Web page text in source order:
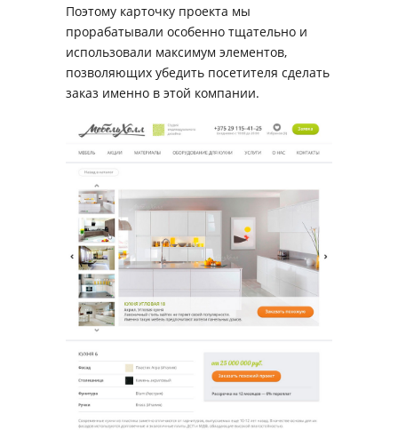
Поэтому карточку проекта мы
прорабатывали особенно тщательно и
использовали максимум элементов,
позволяющих убедить посетителя сделать
заказ именно в этой компании.